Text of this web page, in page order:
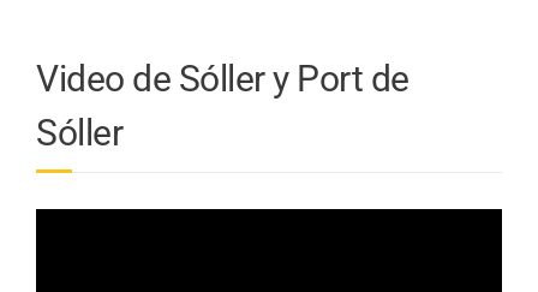
Video de Sóller y Port de
Sóller